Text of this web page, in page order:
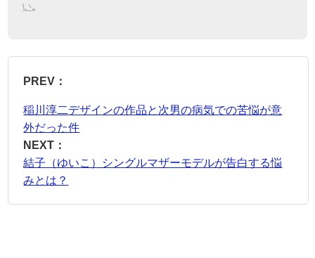
い。
PREV：
稲川淳二デザインの作品と次男の病気での苦悩が意
外だった件
NEXT：
結子（ゆいこ）シングルマザーモデルが告白する悩
みとは？